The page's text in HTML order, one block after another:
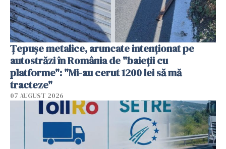
Țepușe metalice, aruncate intenționat pe
autostrăzi în România de "baieții cu
platforme": "Mi-au cerut 1200 lei să mă
tracteze"
07 AUGUST 2026